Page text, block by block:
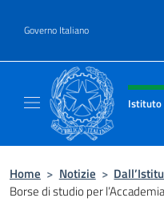
Governo Italiano
Intestazione
Istituto
Home > Notizie >
Borse di studio per